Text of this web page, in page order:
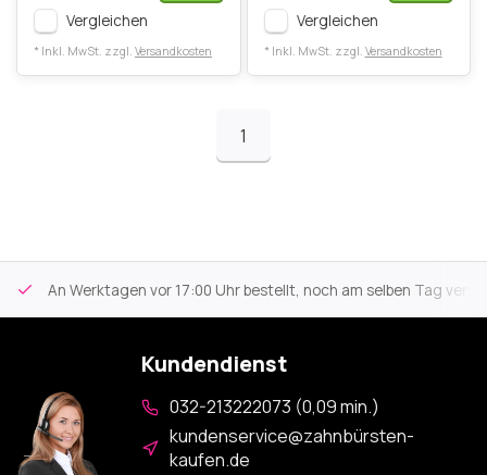
Vergleichen
* Inkl. MwSt. zzgl. Versandkosten
Vergleichen
* Inkl. MwSt. zzgl. Versandkosten
1
An Werktagen vor 17:00 Uhr bestellt, noch am selben Tag
Kundendienst
032-213222073 (0,09 min.)
kundenservice@zahnbürsten-
kaufen.de